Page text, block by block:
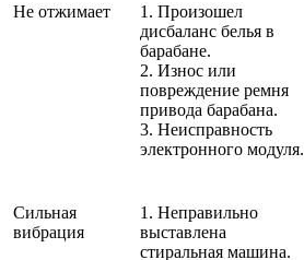
Не отжимает
1. Произошел
дисбаланс белья в
барабане.
2. Износ или
повреждение ремня
привода барабана.
3. Неисправность
электронного модуля.
Сильная
вибрация
1. Неправильно
выставлена
стиральная машина.